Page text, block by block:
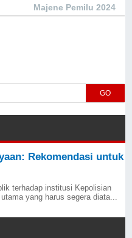
Majene Pemilu 2024
GO
Rekomendasi untuk
terhadap institusi Kepolisian
yang harus segera diata...